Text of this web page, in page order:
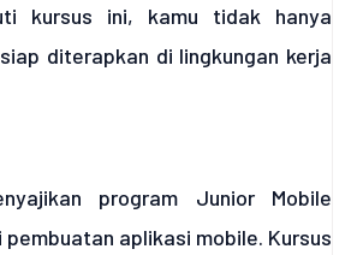
kursus ini, kamu tidak hanya
diterapkan di lingkungan kerja
program Junior Mobile
aplikasi mobile. Kursus